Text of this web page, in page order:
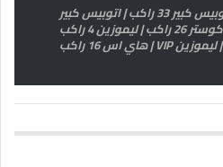
اتش وان 11 راكب | اتوبيس كبير 33 راكب | اتوبيس كبير
50 راكب | جيب سفاري | كوستر 26 راكب | ليموزين 4 راكب
| ليموزين VIP | هاي اس 16 راكب